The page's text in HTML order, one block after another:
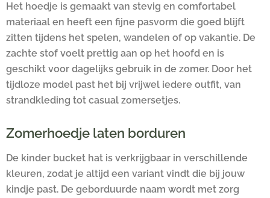
Het hoedje is gemaakt van stevig en comfortabel
materiaal en heeft een fijne pasvorm die goed blijft
zitten tijdens het spelen, wandelen of op vakantie. De
zachte stof voelt prettig aan op het hoofd en is
geschikt voor dagelijks gebruik in de zomer. Door het
tijdloze model past het bij vrijwel iedere outfit, van
strandkleding tot casual zomersetjes.
Zomerhoedje laten borduren
De kinder bucket hat is verkrijgbaar in verschillende
kleuren, zodat je altijd een variant vindt die bij jouw
kindje past. De geborduurde naam wordt met zorg